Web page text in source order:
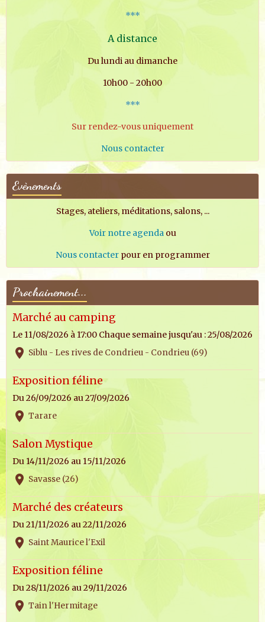
***
A distance
Du lundi au dimanche
10h00 - 20h00
***
Sur rendez-vous uniquement
Nous contacter
Evènements
Stages, ateliers, méditations, salons, ...
Voir notre agendaou
Nous contacterpour en programmer
Prochainement...
Marché au camping
Le 11/08/2026 à 17:00 Chaque semaine jusqu'au : 25/08/2026
Siblu - Les rives de Condrieu - Condrieu (69)
Exposition féline
Du 26/09/2026 au 27/09/2026
Tarare
Salon Mystique
Du 14/11/2026 au 15/11/2026
Savasse (26)
Marché des créateurs
Du 21/11/2026 au 22/11/2026
Saint Maurice l'Exil
Exposition féline
Du 28/11/2026 au 29/11/2026
Tain l'Hermitage